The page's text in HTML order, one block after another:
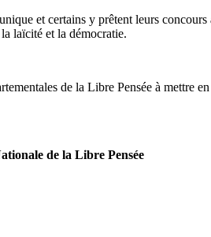
et certains y prêtent leurs
laïcité et la démocratie.
de la Libre Pensée à mettre
de la Libre Pensée